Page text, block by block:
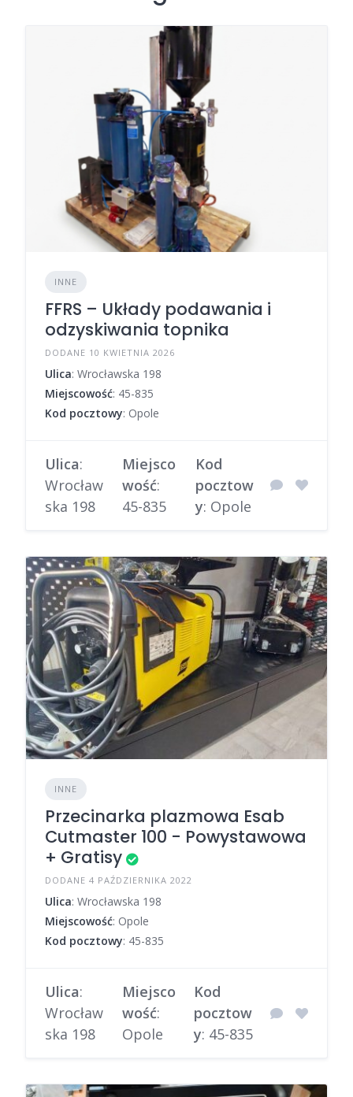
INNE
FFRS – Układy podawania i
odzyskiwania topnika
DODANE 10 KWIETNIA 2026
Ulica: Wrocławska 198
Miejscowość: 45-835
Kod pocztowy: Opole
Ulica:
Wrocław
ska 198
Miejsco
wość:
45-835
Kod
pocztow
y: Opole
INNE
Przecinarka plazmowa Esab
Cutmaster 100 - Powystawowa
+ Gratisy
DODANE 4 PAŹDZIERNIKA 2022
Ulica: Wrocławska 198
Miejscowość: Opole
Kod pocztowy: 45-835
Ulica:
Wrocław
ska 198
Miejsco
wość:
Opole
Kod
pocztow
y: 45-835